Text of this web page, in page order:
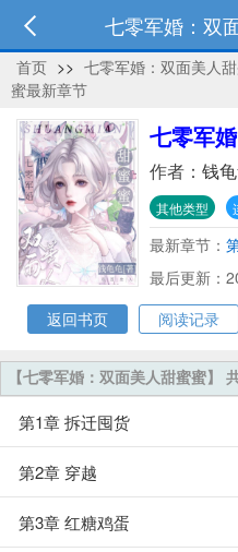
七零军婚：双
首页 >> 七零军婚：双面美人
蜜最新章节
七零军
作者： 钱
其他类型
最新章节：
最后更新：
返回书页
阅读记录
【七零军婚：双面美人甜蜜蜜】
第1章 拆迁囤货
第2章 穿越
第3章 红糖鸡蛋